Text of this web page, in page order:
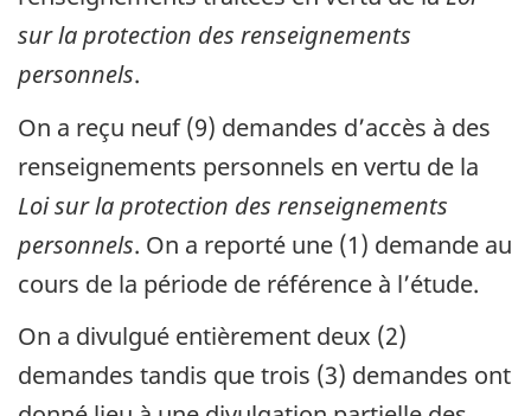
sur la protection des renseignements
personnels.
On a reçu neuf (9) demandes d’accès à des
renseignements personnels en vertu de la
Loi sur la protection des renseignements
personnels. On a reporté une (1) demande au
cours de la période de référence à l’étude.
On a divulgué entièrement deux (2)
demandes tandis que trois (3) demandes ont